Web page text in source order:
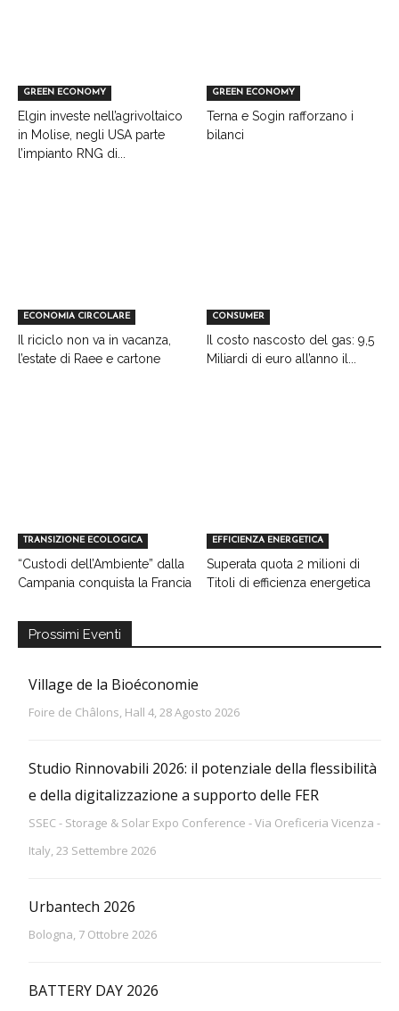
GREEN ECONOMY
Elgin investe nell’agrivoltaico
in Molise, negli USA parte
l’impianto RNG di...
GREEN ECONOMY
Terna e Sogin rafforzano i
bilanci
ECONOMIA CIRCOLARE
Il riciclo non va in vacanza,
l’estate di Raee e cartone
CONSUMER
Il costo nascosto del gas: 9,5
Miliardi di euro all’anno il...
TRANSIZIONE ECOLOGICA
“Custodi dell’Ambiente” dalla
Campania conquista la Francia
EFFICIENZA ENERGETICA
Superata quota 2 milioni di
Titoli di efficienza energetica
Prossimi Eventi
Village de la Bioéconomie
Foire de Châlons, Hall 4, 28 Agosto 2026
Studio Rinnovabili 2026: il potenziale della flessibilità
e della digitalizzazione a supporto delle FER
SSEC - Storage & Solar Expo Conference - Via Oreficeria Vicenza -
Italy, 23 Settembre 2026
Urbantech 2026
Bologna, 7 Ottobre 2026
BATTERY DAY 2026